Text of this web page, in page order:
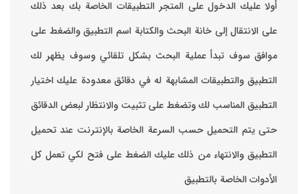
‏أولا عليك الدخول على المتجر التطبيقات الخاصة بك ‏بعد ذلك
على الانتقال إلى خانة البحث والكتابة اسم التطبيق والضغط على
موافق ‏سوف تبدأ عملية البحث بشكل تلقائي وسوف يظهر لك
التطبيق والتطبيقات المشابهة له في دقائق معدودة ‏عليك اختيار
التطبيق المناسب لك وتضغط على تثبيت والانتظار لبعض الدقائق
حتى يتم التحميل حسب السرعة الخاصة بالإنترنت ‏عند تحميل
التطبيق والانتهاء من ذلك عليك الضغط على فتح لكي تعمل كل
الأدوات الخاصة بالتطبيق